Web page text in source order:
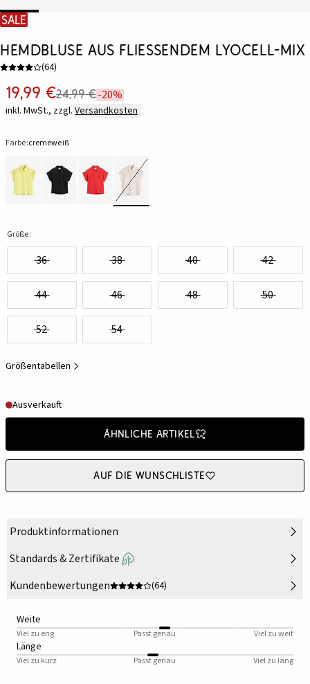
SALE
Hemdbluse aus fließendem Lyocell-Mix
(64)
19,99 €24,99 €-20%
inkl. MwSt., zzgl. Versandkosten
Farbe:cremeweiß
Größe:
36 38 40 42
44 46 48 50
52 54
Größentabellen
Ausverkauft
Ähnliche Artikel
Auf die Wunschliste
Produktinformationen
Standards & Zertifikate
Kundenbewertungen
(64)
Weite
Viel zu eng Passt genau Viel zu weit
Länge
Viel zu kurz Passt genau Viel zu lang